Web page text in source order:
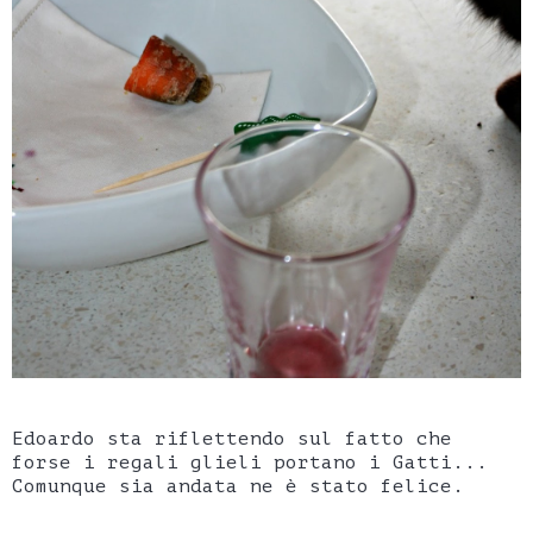
Edoardo sta riflettendo sul fatto che
forse i regali glieli portano i Gatti...
Comunque sia andata ne è stato felice.